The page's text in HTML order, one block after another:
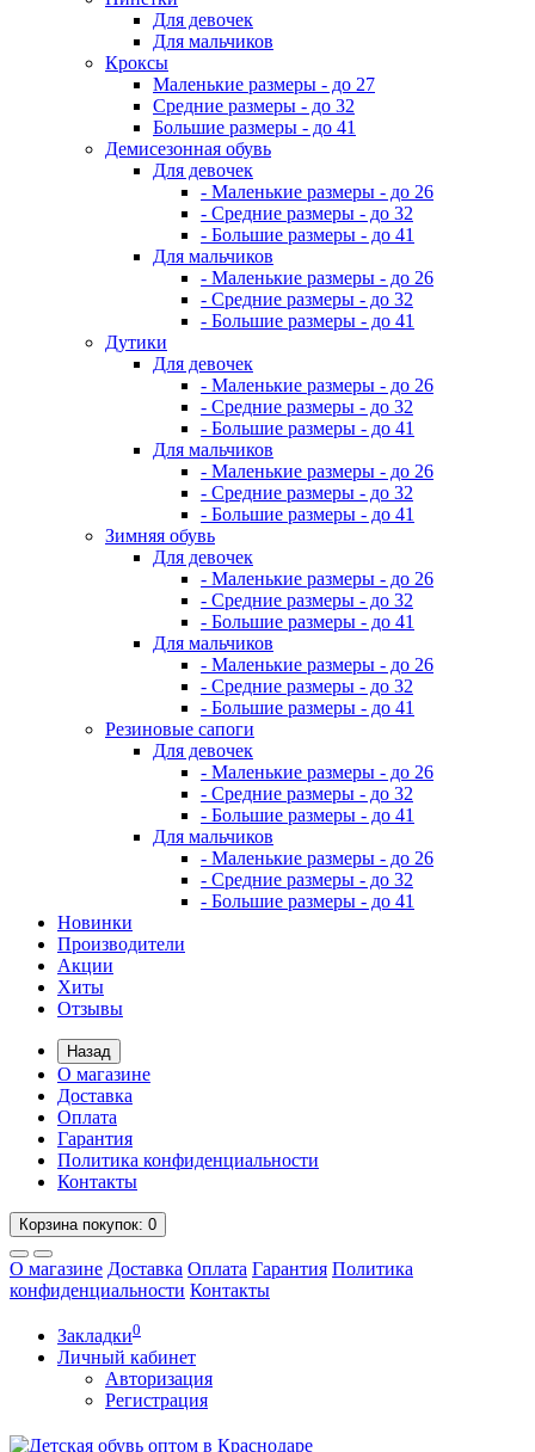
Для девочек
Для мальчиков
Кроксы
Маленькие размеры - до 27
Средние размеры - до 32
Большие размеры - до 41
Демисезонная обувь
Для девочек
- Маленькие размеры - до 26
- Средние размеры - до 32
- Большие размеры - до 41
Для мальчиков
- Маленькие размеры - до 26
- Средние размеры - до 32
- Большие размеры - до 41
Дутики
Для девочек
- Маленькие размеры - до 26
- Средние размеры - до 32
- Большие размеры - до 41
Для мальчиков
- Маленькие размеры - до 26
- Средние размеры - до 32
- Большие размеры - до 41
Зимняя обувь
Для девочек
- Маленькие размеры - до 26
- Средние размеры - до 32
- Большие размеры - до 41
Для мальчиков
- Маленькие размеры - до 26
- Средние размеры - до 32
- Большие размеры - до 41
Резиновые сапоги
Для девочек
- Маленькие размеры - до 26
- Средние размеры - до 32
- Большие размеры - до 41
Для мальчиков
- Маленькие размеры - до 26
- Средние размеры - до 32
- Большие размеры - до 41
Новинки
Производители
Акции
Хиты
Отзывы
Назад
О магазине
Доставка
Оплата
Гарантия
Политика конфиденциальности
Контакты
Корзинапокупок: 0
О магазине Доставка Оплата Гарантия Политика
конфиденциальности Контакты
Закладки0
Личный кабинет
Авторизация
Регистрация